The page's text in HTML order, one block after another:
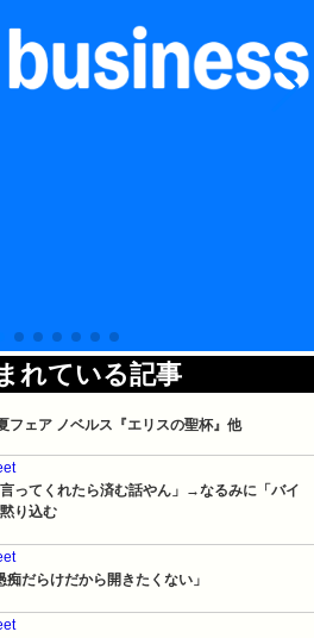
れている記事
フェア ノベルス『エリスの聖杯』他
ってくれたら済む話やん」→なるみに「バイ
り込む
痴だらけだから開きたくない」